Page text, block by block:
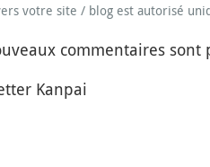
votre site / blog est autorisé
commentaires sont
Kanpai